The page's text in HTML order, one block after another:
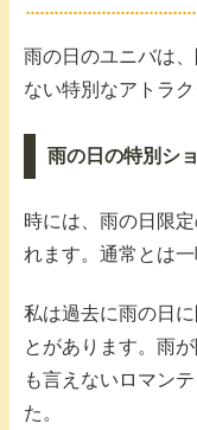
雨の日のユニバは
ない特別なアトラ
雨の日の特別シ
時には、雨の日限
れます。通常とは
私は過去に雨の日
とがあります。雨
も言えないロマン
た。